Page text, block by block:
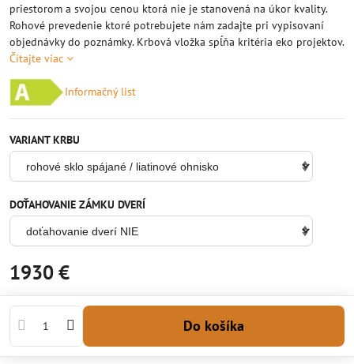
priestorom a svojou cenou ktorá nie je stanovená na úkor kvality.
Rohové prevedenie ktoré potrebujete nám zadajte pri vypisovaní
objednávky do poznámky. Krbová vložka spĺňa kritéria eko projektov.
Čítajte viac
Informačný list
VARIANT KRBU
DOŤAHOVANIE ZÁMKU DVERÍ
1930 €
Do košíka